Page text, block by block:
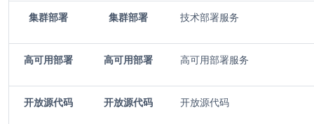
集群部署 集群部署 技术部署服务
高可用部署 高可用部署 高可用部署服务
开放源代码 开放源代码 开放源代码